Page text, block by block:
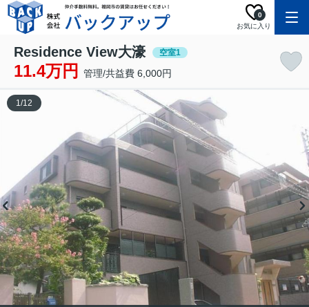
お気に入り
0
Residence View大濠 空室1
11.4万円 管理/共益費 6,000円
1/12